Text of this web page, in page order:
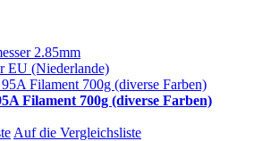
Filament 700g (diverse Farben)
Auf die Vergleichsliste